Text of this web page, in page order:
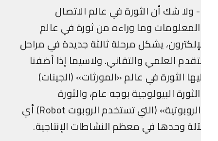
5- ولا شك أن الثورة في عالم الاتصال
وما وراءه من ثورة في عالم
يشكل مرحلة ثالثة جديدة في مراحل
العلمي والتقاني. ولاسيما إذا أضفنا
الثورة في عالم «المورثات» (الجينات)
البيولوجية بوجه عام، والثورة
«الروبوتية» (التي تستخدم الروبوت Robot) أي
وحدها في معظم النشاطات الإنتاجية.